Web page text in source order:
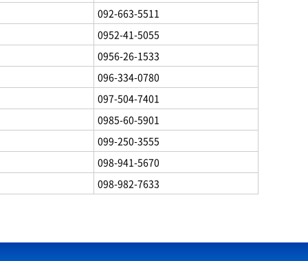
092-663-5511
0952-41-5055
0956-26-1533
096-334-0780
097-504-7401
0985-60-5901
099-250-3555
098-941-5670
098-982-7633